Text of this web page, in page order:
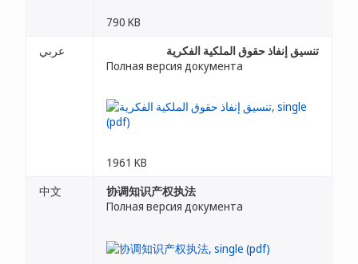
790 KB
عربي
تنسيق إنفاذ حقوق الملكية الفكرية
Полная версия документа
1961 KB
中文
协调知识产权执法
Полная версия документа